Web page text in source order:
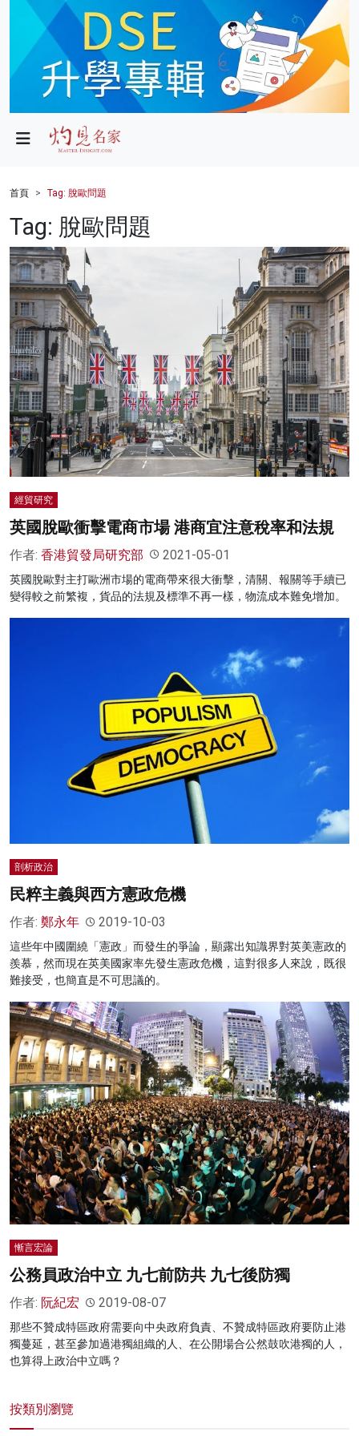
政局
財經
健康
商業
科技
影片
名家榜
灼見活動
關於我們
首頁 Tag: 脫歐問題
Tag: 脫歐問題
經貿研究
英國脫歐衝擊電商市場 港商宜注意稅率和法規
作者: 香港貿發局研究部 2021-05-01
英國脫歐對主打歐洲市場的電商帶來很大衝擊，清關、報關等手續已
變得較之前繁複，貨品的法規及標準不再一樣，物流成本難免增加。
剖析政治
民粹主義與西方憲政危機
作者: 鄭永年 2019-10-03
這些年中國圍繞「憲政」而發生的爭論，顯露出知識界對英美憲政的
羨慕，然而現在英美國家率先發生憲政危機，這對很多人來說，既很
難接受，也簡直是不可思議的。
慚言宏論
公務員政治中立 九七前防共 九七後防獨
作者: 阮紀宏 2019-08-07
那些不贊成特區政府需要向中央政府負責、不贊成特區政府要防止港
獨蔓延，甚至參加過港獨組織的人、在公開場合公然鼓吹港獨的人，
也算得上政治中立嗎？
按類別瀏覽